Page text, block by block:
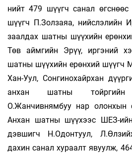
нийт 479 шүүгч санал
шүүгч П.Золзаяа, нийслэлийн
заалдах шатны шүүхийн
Төв аймгийн Эрүү, иргэний
шатны шүүхийн ерөнхий шүүгч
Хан-Уул, Сонгинохайрхан
анхан шатны
О.Жанчивнямбуу нар олонхын
Анхан шатны шүүхээс ШЕЗ-
дэвшигч Н.Одонтуул,
дахин санал хураалт явуулж,